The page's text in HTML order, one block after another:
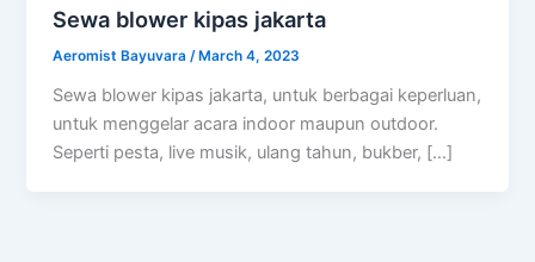
Sewa blower kipas jakarta
Aeromist Bayuvara /March 4, 2023
Sewa blower kipas jakarta, untuk berbagai keperluan,
untuk menggelar acara indoor maupun outdoor.
Seperti pesta, live musik, ulang tahun, bukber, […]